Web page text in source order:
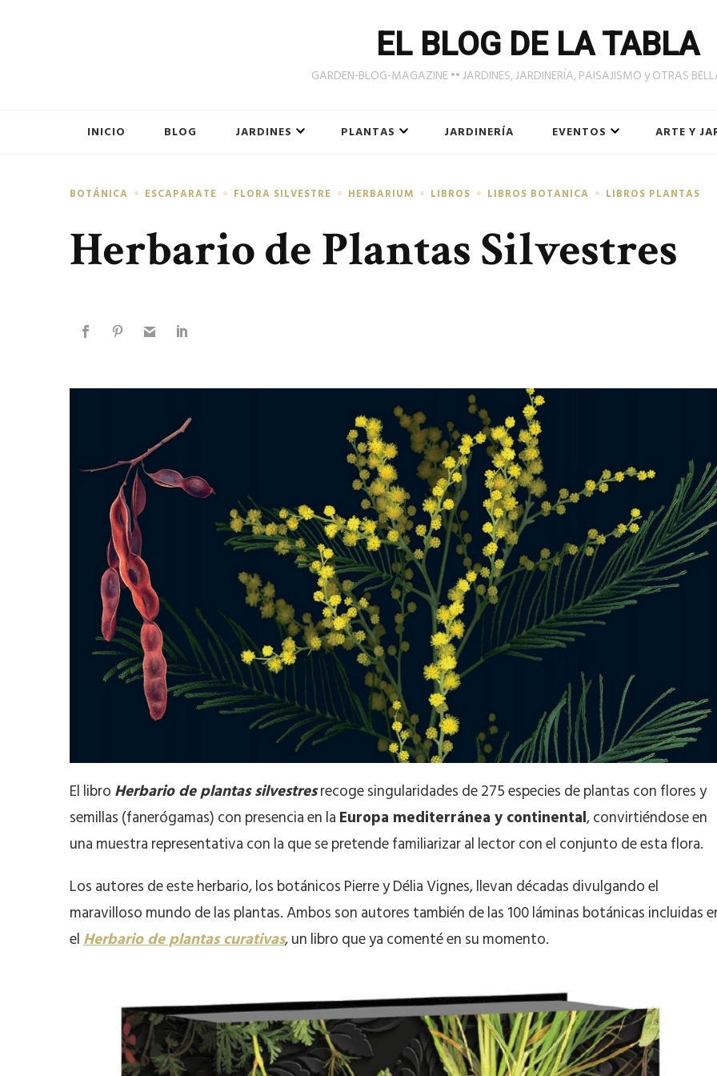
EL BLOG DE LA TABLA
GARDEN-BLOG-MAGAZINE •• JARDINES, JARDINERÍA, PAISAJISMO y OTRAS
INICIO BLOG JARDINES PLANTAS JARDINERÍA EVENTOS ARTE Y
BOTÁNICA ESCAPARATE FLORA SILVESTRE HERBARIUM LIBROS LIBROS BOTANICA LIBROS PLANTAS
Herbario de Plantas Silvestres
El libroHerbario de plantas silvestresrecoge singularidades de 275 especies de plantas con flores y
semillas (fanerógamas) con presencia en laEuropa mediterránea y continental, convirtiéndose en
una muestra representativa con la que se pretende familiarizar al lector con el conjunto de esta flora.
Los autores de este herbario, los botánicos Pierre y Délia Vignes, llevan décadas divulgando el
maravilloso mundo de las plantas. Ambos son autores también de las 100 láminas botánicas incluidas
elHerbario de plantas curativas, un libro que ya comenté en su momento.